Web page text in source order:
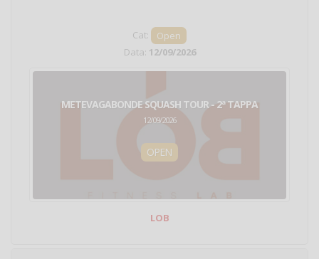
Cat:
Open
Data: 12/09/2026
METEVAGABONDE SQUASH TOUR - 2ª TAPPA
12/09/2026
OPEN
LOB